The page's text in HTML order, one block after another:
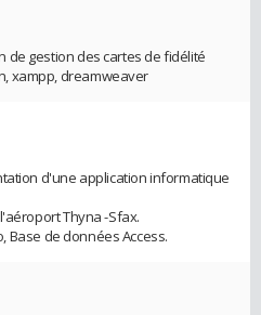
de gestion des cartes de fidélité
xampp, dreamweaver
d'une application informatique
Thyna -Sfax.
Base de données Access.